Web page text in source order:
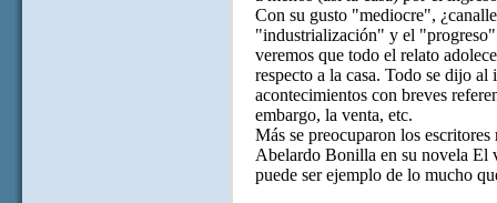
Con su gusto "mediocre",
"industrialización" y el
veremos que todo el relato
respecto a la casa. Todo se dijo
acontecimientos con breves
embargo, la venta, etc.
Más se preocuparon los
Abelardo Bonilla en su novela El
puede ser ejemplo de lo mucho